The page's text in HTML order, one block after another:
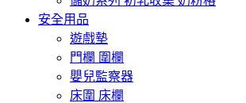
安全用品
遊戲墊
門欄 圍欄
嬰兒監察器
床圍 床欄